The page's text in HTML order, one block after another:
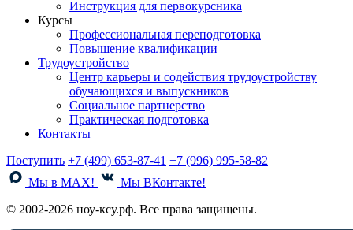
Инструкция для первокурсника
Курсы
Профессиональная переподготовка
Повышение квалификации
Трудоустройство
Центр карьеры и содействия трудоустройству
обучающихся и выпускников
Социальное партнерство
Практическая подготовка
Контакты
Поступить +7 (499) 653-87-41 +7 (996) 995-58-82
Мы в MAX!
Мы ВКонтакте!
© 2002-2026 ноу-ксу.рф. Все права защищены.